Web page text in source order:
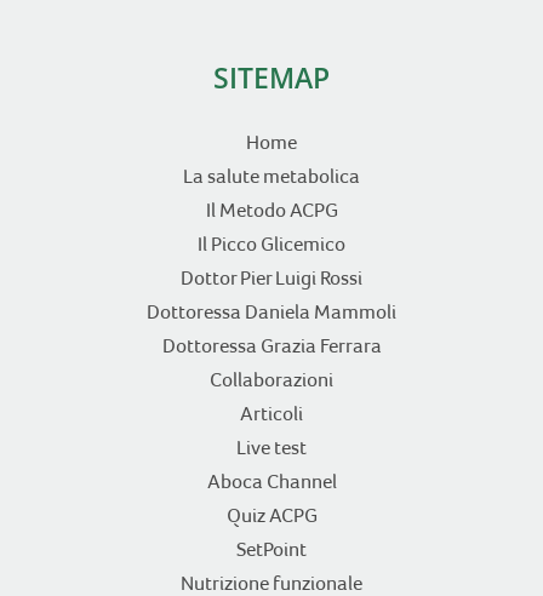
SITEMAP
Home
La salute metabolica
Il Metodo ACPG
Il Picco Glicemico
Dottor Pier Luigi Rossi
Dottoressa Daniela Mammoli
Dottoressa Grazia Ferrara
Collaborazioni
Articoli
Live test
Aboca Channel
Quiz ACPG
SetPoint
Nutrizione funzionale